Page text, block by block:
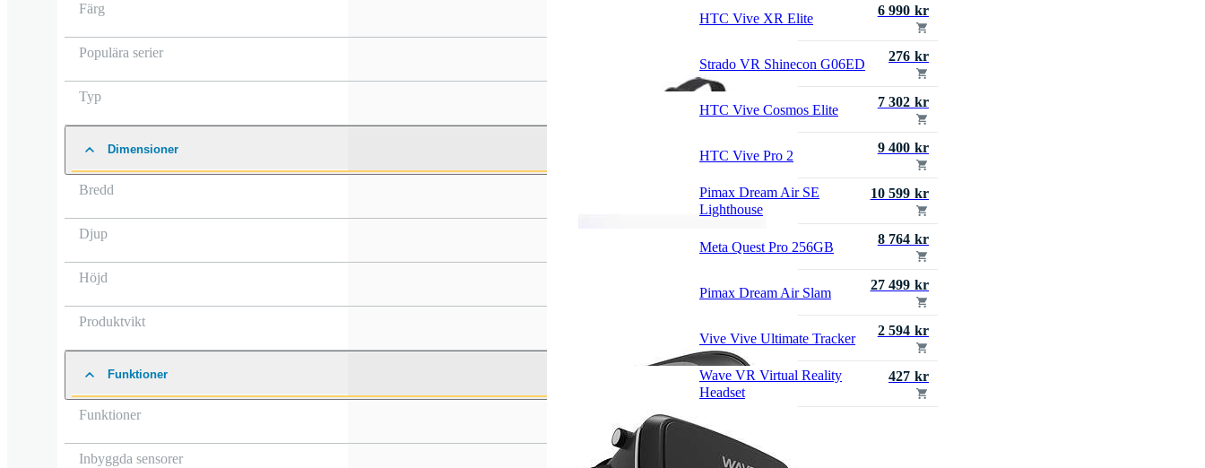
Färg
Populära serier
Typ
Dimensioner
Bredd
Djup
Höjd
Produktvikt
Funktioner
Funktioner
Inbyggda sensorer
HTC Vive XR Elite 6 990 kr
Strado VR Shinecon G06ED 276 kr
HTC Vive Cosmos Elite 7 302 kr
HTC Vive Pro 2 9 400 kr
Pimax Dream Air SE
Lighthouse
10 599 kr
Meta Quest Pro 256GB 8 764 kr
Pimax Dream Air Slam 27 499 kr
Vive Vive Ultimate Tracker 2 594 kr
Wave VR Virtual Reality
Headset
427 kr